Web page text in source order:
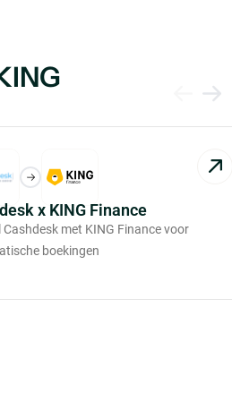
x KING Finance
Cashdesk met KING Finance voor
boekingen